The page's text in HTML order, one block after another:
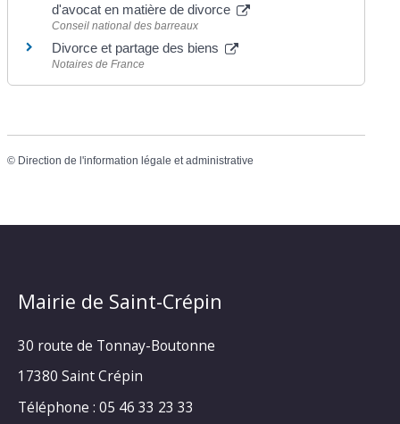
d'avocat en matière de divorce
Conseil national des barreaux
Divorce et partage des biens
Notaires de France
© Direction de l'information légale et administrative
Mairie de Saint-Crépin
30 route de Tonnay-Boutonne
17380 Saint Crépin
Téléphone : 05 46 33 23 33